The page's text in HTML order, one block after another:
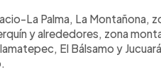
La Palma, La Montañona,
y alrededores, zona
El Bálsamo y